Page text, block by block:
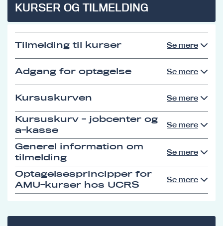
KURSER OG TILMELDING
Tilmelding til kurser Se mere
Adgang for optagelse Se mere
Kursuskurven Se mere
Kursuskurv - jobcenter og
a-kasse
Se mere
Generel information om
tilmelding
Se mere
Optagelsesprincipper for
AMU-kurser hos UCRS
Se mere